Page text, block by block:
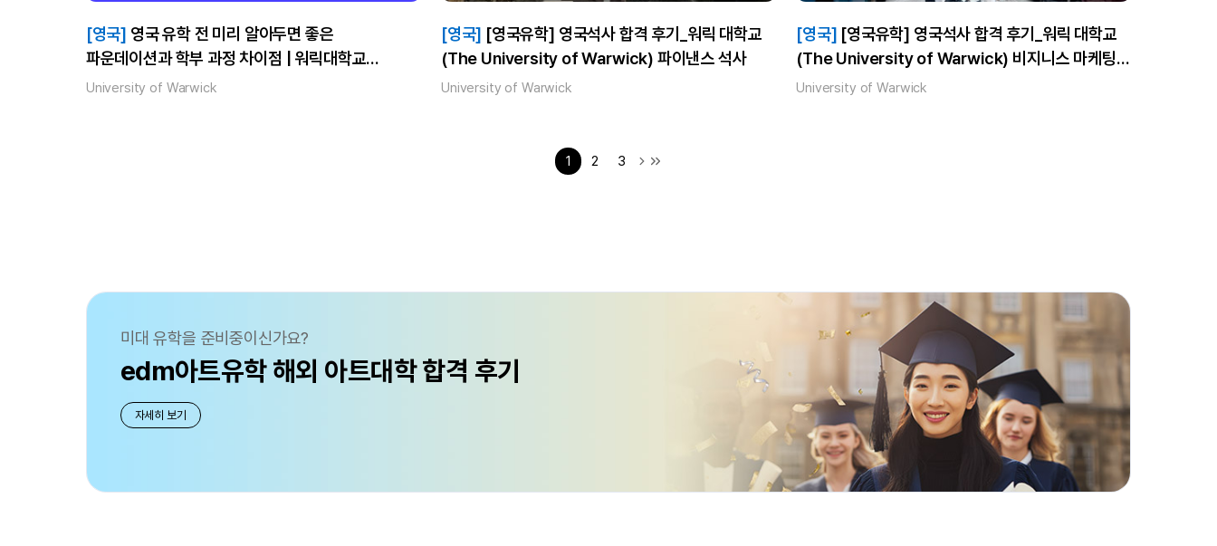
[영국]
파운데이션과 학부 과정 차이점 | 워릭대학교
비즈니스스쿨 후기
University of Warwick
[영국]
(The University of Warwick) 파이낸스 석사
University of Warwick
[영국]
(The University of Warwick) 비지니스 마케팅
석사
University of Warwick
1 2 3
미대 유학을 준비중이신가요?
edm아트유학 해외 아트대학 합격 후기
자세히 보기